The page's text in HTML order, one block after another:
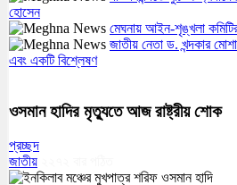
হোসেন
মেঘনায় আইন-শৃঙ্খলা
জাতীয় নেতা ড. খন্দকার
এবং একটি বিশ্লেষণ
ওসমান হাদির মৃত্যুতে আজ রাষ্ট্রীয় শোক
প্রচ্ছদ
জাতীয়